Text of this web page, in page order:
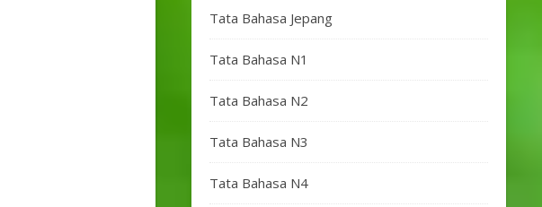
Tata Bahasa Jepang
Tata Bahasa N1
Tata Bahasa N2
Tata Bahasa N3
Tata Bahasa N4